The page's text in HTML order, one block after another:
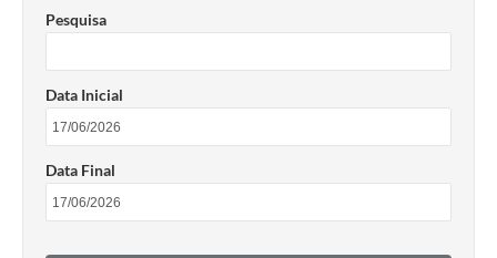
Audiências Públicas
Contas Públicas
Editais
Pesquisa
Data Inicial
Data Final